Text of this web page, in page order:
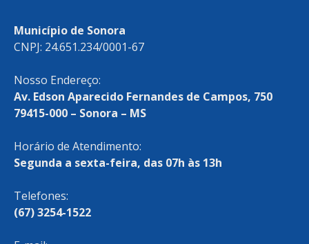
Município de Sonora
CNPJ: 24.651.234/0001-67
Nosso Endereço:
Av. Edson Aparecido Fernandes de Campos, 750
79415-000 – Sonora – MS
Horário de Atendimento:
Segunda a sexta-feira, das 07h às 13h
Telefones:
(67) 3254-1522